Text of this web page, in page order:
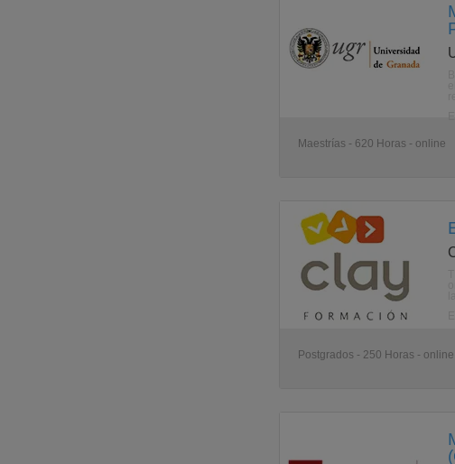
Maestrías - 620 Horas - online
Postgrados - 250 Horas - online